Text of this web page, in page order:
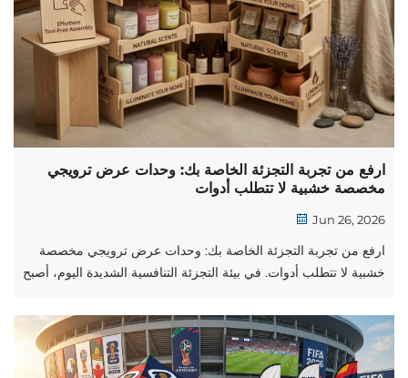
ارفع من تجربة التجزئة الخاصة بك: وحدات عرض ترويجي
مخصصة خشبية لا تتطلب أدوات
Jun 26, 2026
ارفع من تجربة التجزئة الخاصة بك: وحدات عرض ترويجي مخصصة
خشبية لا تتطلب أدوات. في بيئة التجزئة التنافسية الشديدة اليوم، أصبح
معدلات التحويل. وتدرك العلامات التجارية والموزعون القاعدة
الأساسية في مجال التسويق التجاري: